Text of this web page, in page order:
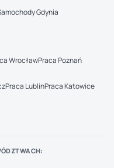
Gdynia
WrocławPraca Poznań
Praca LublinPraca Katowice